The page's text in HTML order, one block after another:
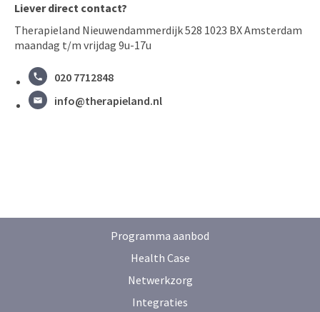
Liever direct contact?
Therapieland Nieuwendammerdijk 528 1023 BX Amsterdam
maandag t/m vrijdag 9u-17u
020 7712848
info@therapieland.nl
Programma aanbod
Health Case
Netwerkzorg
Integraties